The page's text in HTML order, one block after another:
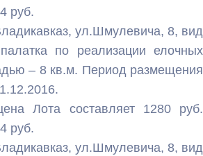
руб.
ул.Шмулевича, 8, вид
по реализации елочных
– 8 кв.м. Период размещения
Лота составляет 1280 руб.
руб.
ул.Шмулевича, 8, вид